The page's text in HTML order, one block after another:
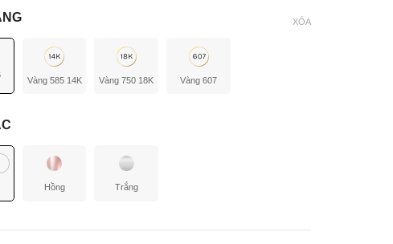
Vàng 585 14K Vàng 750 18K Vàng 607
Hồng Trắng
XÓA